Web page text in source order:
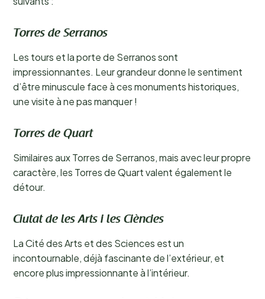
Torres de Serranos
Les tours et la porte de Serranos sont
impressionnantes. Leur grandeur donne le sentiment
d’être minuscule face à ces monuments historiques,
une visite à ne pas manquer !
Torres de Quart
Similaires aux Torres de Serranos, mais avec leur propre
caractère, les Torres de Quart valent également le
détour.
Ciutat de les Arts i les Ciències
La Cité des Arts et des Sciences est un
incontournable, déjà fascinante de l’extérieur, et
encore plus impressionnante à l’intérieur.